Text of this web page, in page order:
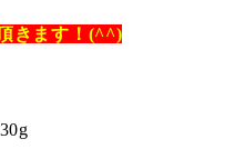
きます！(^^)